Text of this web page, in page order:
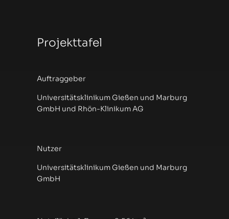
Projekttafel
Auftraggeber
Universitätsklinikum Gießen und Marburg
GmbH und Rhön-Klinikum AG
Nutzer
Universitätsklinikum Gießen und Marburg
GmbH